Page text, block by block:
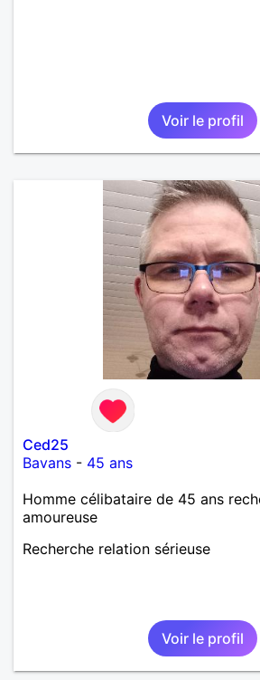
Voir le profil
Ced25
Bavans - 45 ans
Homme célibataire de 45 ans
amoureuse
Recherche relation sérieuse
Voir le profil